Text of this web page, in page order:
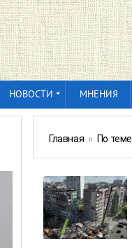
НОВОСТИ МНЕНИЯ
Главная » По теме